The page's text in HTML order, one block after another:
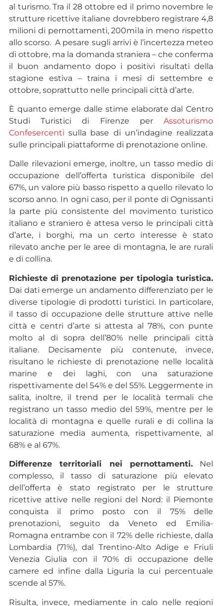
al turismo. Tra il 28 ottobre ed il primo novembre le
strutture ricettive italiane dovrebbero registrare 4,8
milioni di pernottamenti, 200mila in meno rispetto
allo scorso. A pesare sugli arrivi è l’incertezza meteo
di ottobre, ma la domanda straniera – che conferma
il buon andamento dopo i positivi risultati della
stagione estiva – traina i mesi di settembre e
ottobre, soprattutto nelle principali città d’arte.
È quanto emerge dalle stime elaborate dal Centro
Studi Turistici di Firenze perAssoturismo
Confesercentisulla base di un’indagine realizzata
sulle principali piattaforme di prenotazione online.
Dalle rilevazioni emerge, inoltre, un tasso medio di
occupazione dell’offerta turistica disponibile del
67%, un valore più basso rispetto a quello rilevato lo
scorso anno. In ogni caso, per il ponte di Ognissanti
la parte più consistente del movimento turistico
italiano e straniero è attesa verso le principali città
d’arte, i borghi, ma un certo interesse è stato
rilevato anche per le aree di montagna, le are rurali
e di collina.
Richieste di prenotazione per tipologia turistica.
Dai dati emerge un andamento differenziato per le
diverse tipologie di prodotti turistici. In particolare,
il tasso di occupazione delle strutture attive nelle
città e centri d’arte si attesta al 78%, con punte
molto al di sopra dell’80% nelle principali città
italiane. Decisamente più contenute, invece,
risultano le richieste di prenotazione nelle località
marine e dei laghi, con una saturazione
rispettivamente del 54% e del 55%. Leggermente in
salita, inoltre, il trend per le località termali che
registrano un tasso medio del 59%, mentre per le
località di montagna e quelle rurali e di collina la
saturazione media aumenta, rispettivamente, al
68% e al 67%.
Differenze territoriali nei pernottamenti.Nel
complesso, il tasso di saturazione più elevato
dell’offerta è stato registrato per le strutture
ricettive attive nelle regioni del Nord: il Piemonte
conquista il primo posto con il 75% delle
prenotazioni, seguito da Veneto ed Emilia-
Romagna entrambe con il 72% delle richieste, dalla
Lombardia (71%), dal Trentino-Alto Adige e Friuli
Venezia Giulia con il 70% di occupazione delle
camere ed infine dalla Liguria la cui percentuale
scende al 57%.
Risulta, invece, mediamente in calo nelle regioni